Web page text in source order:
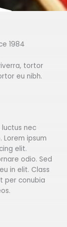
1984
tortor
eu nibh.
nec
Lorem ipsum
elit.
odio. Sed
in elit. Class
per conubia